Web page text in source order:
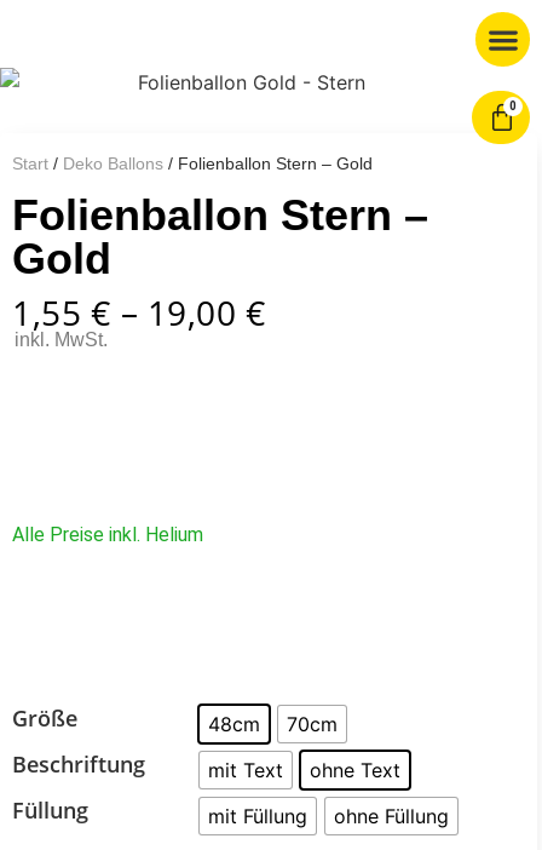
0
Start / Deko Ballons / Folienballon Stern – Gold
Folienballon Stern –
Gold
1,55 € – 19,00 €
inkl. MwSt.
Alle Preise inkl. Helium
Größe 48cm 70cm
Beschriftung mit Text ohne Text
Füllung mit Füllung ohne Füllung